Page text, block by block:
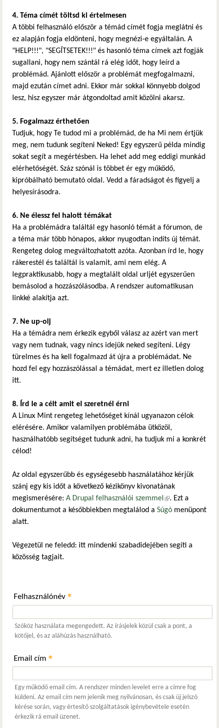
4. Téma címét töltsd ki értelmesen
A többi felhasználó először a témád címét fogja meglátni és
ez alapján fogja eldönteni, hogy megnézi-e egyáltalán. A
"HELP!!!", "SEGÍTSETEK!!!" és hasonló téma címek azt fogják
sugallani, hogy nem szántál rá elég időt, hogy leírd a
problémád. Ajánlott először a problémát megfogalmazni,
majd ezután címet adni. Ekkor már sokkal könnyebb dolgod
lesz, hisz egyszer már átgondoltad amit közölni akarsz.
5. Fogalmazz érthetően
Tudjuk, hogy Te tudod mi a problémád, de ha Mi nem értjük
meg, nem tudunk segíteni Neked! Egy egyszerű példa mindig
sokat segít a megértésben. Ha lehet add meg eddigi munkád
elérhetőségét. Száz szónál is többet ér egy működő,
kipróbálható bemutató oldal. Vedd a fáradságot és figyelj a
helyesírásodra.
6. Ne élessz fel halott témákat
Ha a problémádra találtál egy hasonló témát a fórumon, de
a téma már több hónapos, akkor nyugodtan indíts új témát.
Rengeteg dolog megváltozhatott azóta. Azonban írd le, hogy
rákerestél és találtál is valamit, ami nem elég. A
legpraktikusabb, hogy a megtalált oldal urljét egyszerűen
bemásolod a hozzászólásodba. A rendszer automatikusan
linkké alakítja azt.
7. Ne up-olj
Ha a témádra nem érkezik egyből válasz az azért van mert
vagy nem tudnak, vagy nincs idejük neked segíteni. Légy
türelmes és ha kell fogalmazd át újra a problémádat. Ne
hozd fel egy hozzászólással a témádat, mert ez illetlen dolog
itt.
8. Írd le a célt amit el szeretnél érni
A Linux Mint rengeteg lehetőséget kínál ugyanazon célok
elérésére. Amikor valamilyen problémába ütközöl,
használhatóbb segítséget tudunk adni, ha tudjuk mi a konkrét
célod!
Az oldal egyszerűbb és egységesebb használatához kérjük
szánj egy kis időt a következő kézikönyv kivonatának
megismerésére: A Drupal felhasználói szemmel (külső hivatkozás)
. Ezt a
dokumentumot a későbbiekben megtalálod a Súgó menüpont
alatt.
Végezetül ne feledd: itt mindenki szabadidejében segíti a
közösség tagjait.
Felhasználónév *
Szóköz használata megengedett. Az írásjelek közül csak a pont, a
kötőjel, és az aláhúzás használható.
Email cím *
Egy működő email cím. A rendszer minden levelet erre a címre fog
küldeni. Az email cím nem jelenik meg nyilvánosan, és csak új jelszó
kérése során, vagy értesítő szolgáltatások igénybevétele esetén
érkezik rá email üzenet.